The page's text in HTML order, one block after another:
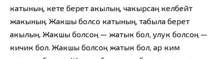
катының, кете берет акылың, чакырсаң келбейт
жакының. Жакшы болсо катының, табыла берет
акылың. Жакшы болсоң — жатык бол, улук болсоң —
кичик бол. Жакшы болсоң жатык бол, ар ким